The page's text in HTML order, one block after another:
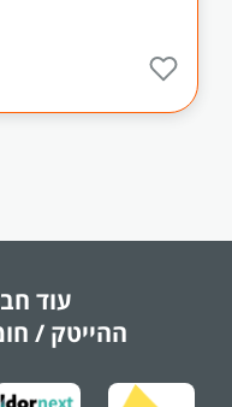
עוד
ההייטק /